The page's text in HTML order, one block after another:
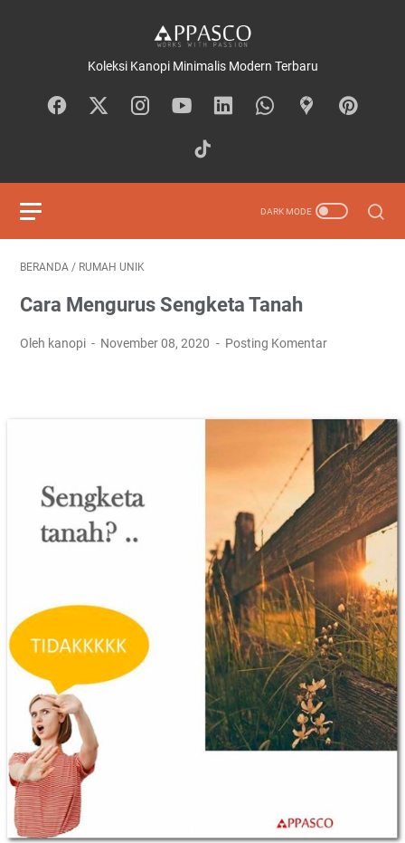
Koleksi Kanopi Minimalis Modern Terbaru
BERANDA / RUMAH UNIK
Cara Mengurus Sengketa Tanah
Oleh kanopi November 08, 2020 Posting Komentar